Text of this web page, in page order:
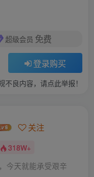
超级会员 免费
登录购买
良内容，请点此举报！
关注
318W+
今天就能承受艰辛